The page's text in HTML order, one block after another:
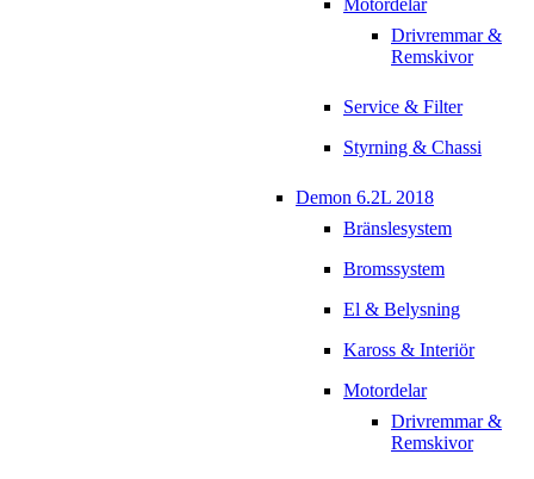
Drivremmar &
Remskivor
Service & Filter
Styrning & Chassi
Demon 6.2L 2018
Bränslesystem
Bromssystem
El & Belysning
Kaross & Interiör
Motordelar
Drivremmar &
Remskivor